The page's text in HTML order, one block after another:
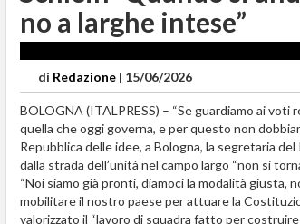
no a larghe intese”
di Redazione | 15/06/2026
BOLOGNA (ITALPRESS) – “Se guardiamo ai
quella che oggi governa, e per questo non
Repubblica delle idee, a Bologna, la segretaria
dalla strada dell’unità nel campo largo “non si
“Noi siamo già pronti, diamoci la modalità giusta,
mobilitare il nostro paese per attuare la
valorizzato il “lavoro di squadra fatto per